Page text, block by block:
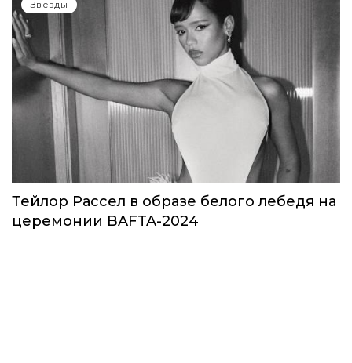
Звёзды
Тейлор Рассел в образе белого лебедя на
церемонии BAFTA-2024